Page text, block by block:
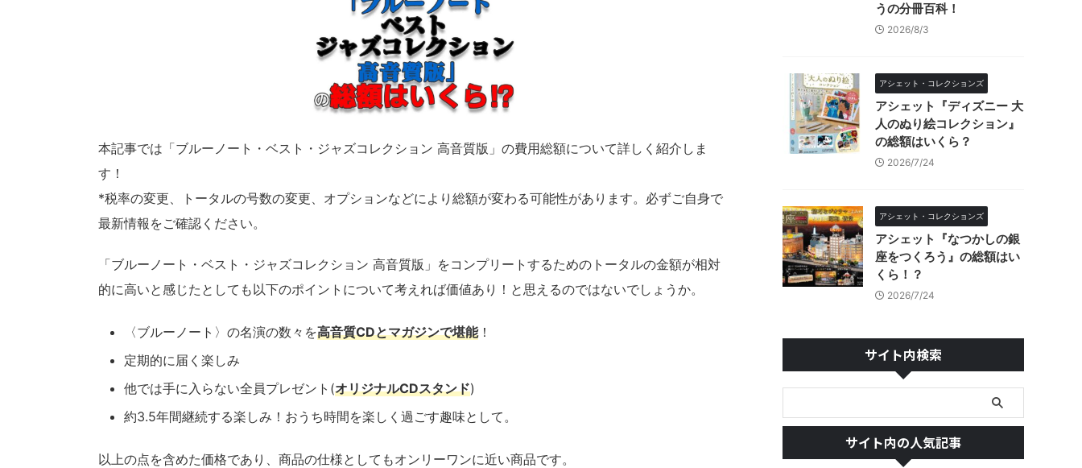
本記事では「ブルーノート・ベスト・ジャズコレクション 高音質版」の費用総額について詳しく紹介しま
す！
*税率の変更、トータルの号数の変更、オプションなどにより総額が変わる可能性があります。必ずご自身で
最新情報をご確認ください。
「ブルーノート・ベスト・ジャズコレクション 高音質版」をコンプリートするためのトータルの金額が相対
的に高いと感じたとしても以下のポイントについて考えれば価値あり！と思えるのではないでしょうか。
〈ブルーノート〉の名演の数々を高音質CDとマガジンで堪能！
定期的に届く楽しみ
他では手に入らない全員プレゼント(オリジナルCDスタンド)
約3.5年間継続する楽しみ！おうち時間を楽しく過ごす趣味として。
以上の点を含めた価格であり、商品の仕様としてもオンリーワンに近い商品です。
うの分冊百科！
2026/8/3
アシェット・コレクションズ
アシェット『ディズニー 大
人のぬり絵コレクション』
の総額はいくら？
2026/7/24
アシェット・コレクションズ
アシェット『なつかしの銀
座をつくろう』の総額はい
くら！？
2026/7/24
サイト内検索
サイト内の人気記事